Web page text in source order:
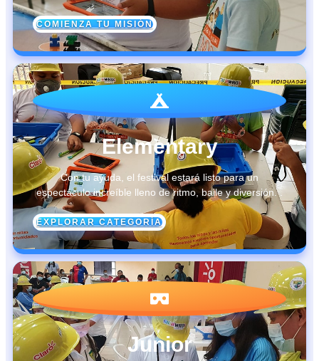
COMIENZA TU MISIÓN
Elementary
Con tu ayuda, el festival estará listo para un
espectáculo increíble lleno de ritmo, baile y diversión. .
EXPLORAR CATEGORÍA
Junior